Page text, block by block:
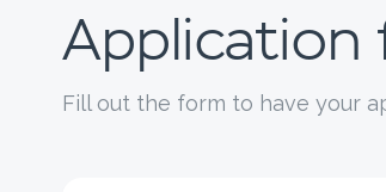
Application
Fill out the form to have your